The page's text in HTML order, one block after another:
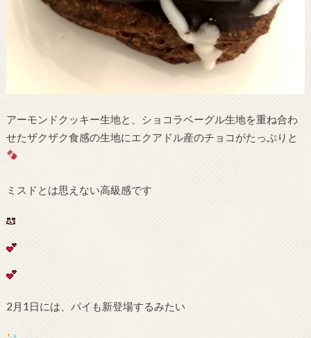
アーモンドクッキー生地と、ショコラベーグル生地を重ね合わ
せたザクザク食感の生地にエクアドル産のチョコがたっぷりと
ミスドとは思えない高級感です
2月1日には、パイも新登場するみたい